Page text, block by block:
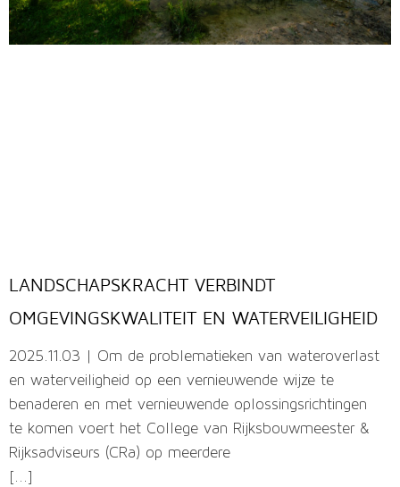
LANDSCHAPSKRACHT VERBINDT
OMGEVINGSKWALITEIT EN WATERVEILIGHEID
2025.11.03 | Om de problematieken van wateroverlast
en waterveiligheid op een vernieuwende wijze te
benaderen en met vernieuwende oplossingsrichtingen
te komen voert het College van Rijksbouwmeester &
Rijksadviseurs (CRa) op meerdere
[...]